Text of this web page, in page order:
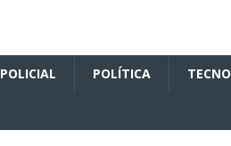
POLICIAL POLÍTICA